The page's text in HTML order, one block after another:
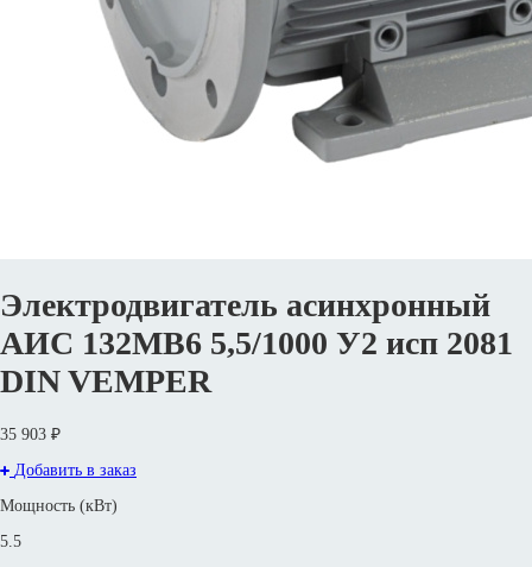
Электродвигатель асинхронный
АИС 132MВ6 5,5/1000 У2 исп 2081
DIN VEMPER
35 903 ₽
Добавить в заказ
Мощность (кВт)
5.5